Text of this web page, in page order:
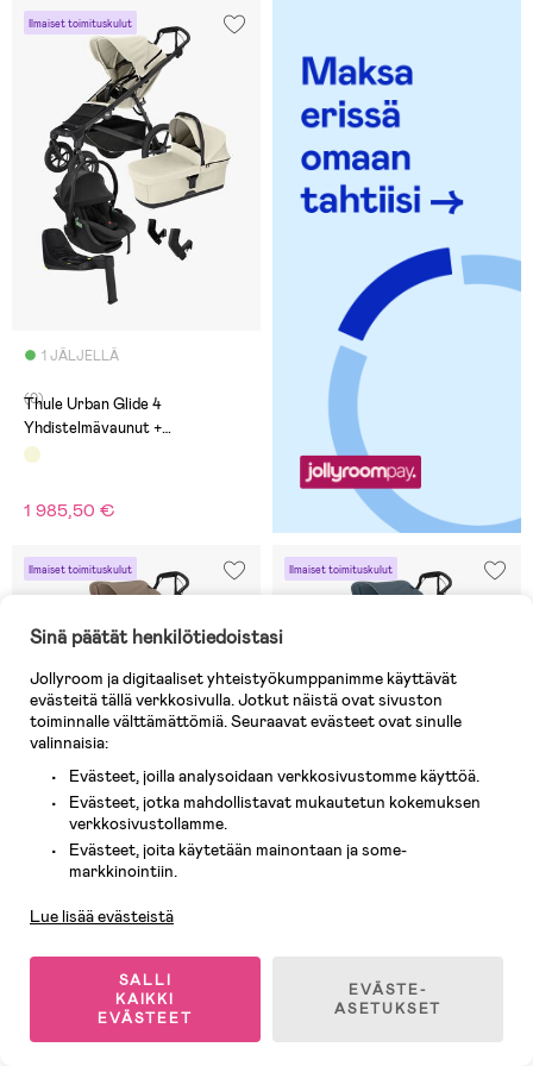
Ilmaiset toimituskulut
1 JÄLJELLÄ
(0)
Thule Urban Glide 4
Yhdistelmävaunut +
Turvakaukalo Ja Telakka, Beige
1 985,50 €
Ilmaiset toimituskulut
Yhdistelmävaunut +
Turvakaukalo Ja Telakka,
Tinted Taupe
Ilmaiset toimituskulut
Turvakaukalo Ja Telakka, Dark
Sinä päätät henkilötiedoistasi
Jollyroom ja digitaaliset yhteistyökumppanimme käyttävät
evästeitä tällä verkkosivulla. Jotkut näistä ovat sivuston
toiminnalle välttämättömiä. Seuraavat evästeet ovat sinulle
valinnaisia:
Evästeet, joilla analysoidaan verkkosivustomme käyttöä.
Evästeet, jotka mahdollistavat mukautetun kokemuksen
verkkosivustollamme.
Evästeet, joita käytetään mainontaan ja some-
markkinointiin.
Lue lisää evästeistä
SALLI
KAIKKI
EVÄSTEET
EVÄSTE-
ASETUKSET